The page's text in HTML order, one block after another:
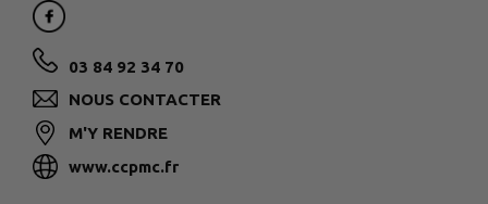
03 84 92 34 70
NOUS CONTACTER
M'Y RENDRE
www.ccpmc.fr